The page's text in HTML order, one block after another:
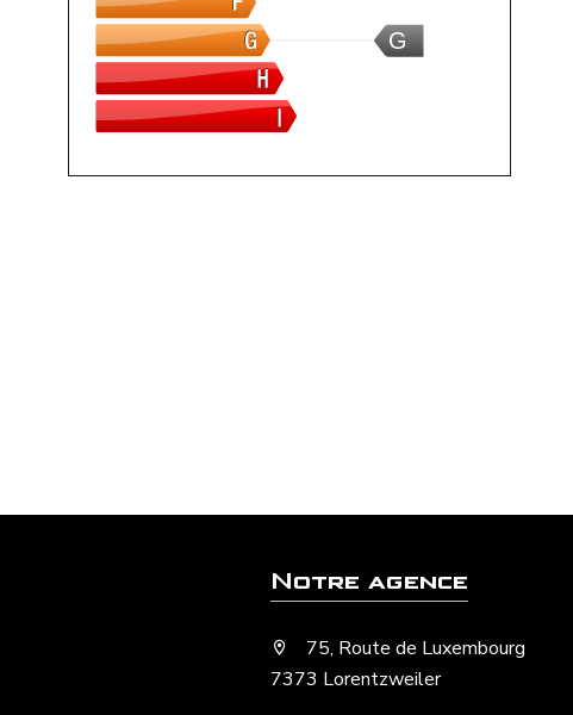
G
Notre agence
75, Route de Luxembourg
7373 Lorentzweiler